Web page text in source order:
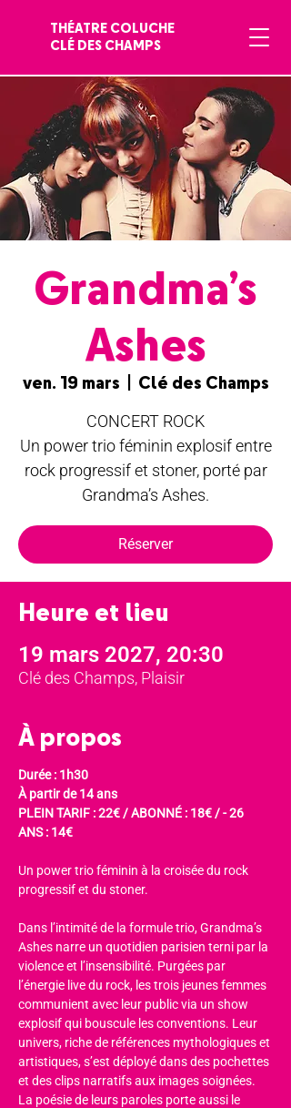
THÉATRE COLUCHE
CLÉ DES CHAMPS
Grandma’s
Ashes
ven. 19 mars Clé des Champs
CONCERT ROCK
Un power trio féminin explosif entre
rock progressif et stoner, porté par
Grandma’s Ashes.
Réserver
Heure et lieu
19 mars 2027, 20:30
Clé des Champs, Plaisir
À propos
Durée : 1h30
À partir de 14 ans
PLEIN TARIF : 22€ / ABONNÉ : 18€ / - 26
ANS : 14€
Un power trio féminin à la croisée du rock
progressif et du stoner.
Dans l’intimité de la formule trio, Grandma’s
Ashes narre un quotidien parisien terni par la
violence et l’insensibilité. Purgées par
l’énergie live du rock, les trois jeunes femmes
communient avec leur public via un show
explosif qui bouscule les conventions. Leur
univers, riche de références mythologiques et
artistiques, s’est déployé dans des pochettes
et des clips narratifs aux images soignées.
La poésie de leurs paroles porte aussi le